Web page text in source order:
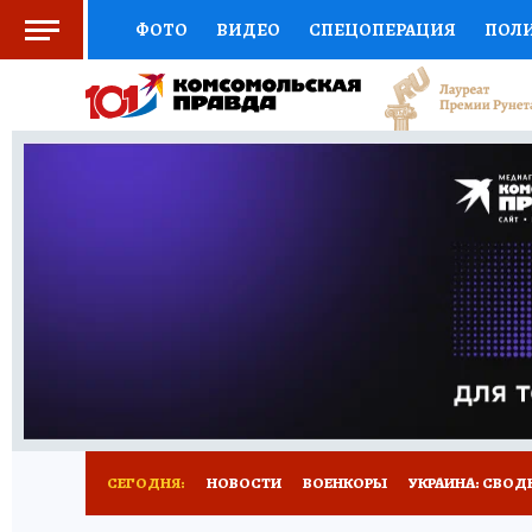
ФОТО ВИДЕО СПЕЦОПЕРАЦИЯ
СОЦПОДДЕРЖКА НАУКА СПОРТ
ОТКРЫВАЕМ МИР СЕМЬЯ ЖЕНСКИЕ
ДЕФИЦИТ
ВСЕ О
СЕГОДНЯ: НОВОСТИ ВОЕНКОРЫ УКРАИНА: